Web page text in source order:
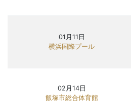
01月11日
横浜国際プール
02月14日
飯塚市総合体育館